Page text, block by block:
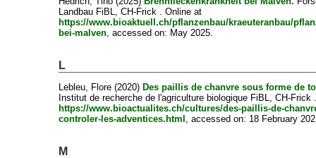
Landbau FiBL, CH-Frick . Online at
https://www.bioaktuell.ch/pflanzenbau/kraeuteranbau/
bei-malven , accessed on: May 2025.
L
Lebleu, Flore (2020) Des paillis de chanvre sous forme de
Institut de recherche de l'agriculture biologique FiBL, CH-Frick
https://www.bioactualites.ch/cultures/des-paillis-de-
controler-les-adventices.html
, accessed on: 18 February
M